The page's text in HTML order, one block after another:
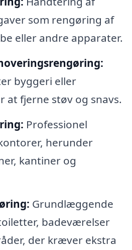
som rengøring af
eller andre apparater.
byggeri eller
at fjerne støv og snavs.
Professionel
herunder
kantiner og
Grundlæggende
badeværelser
der kræver ekstra